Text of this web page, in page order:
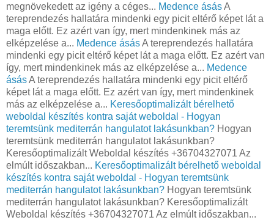
megnövekedett az igény a céges... Medence ásásA
tereprendezés hallatára mindenki egy picit eltérő képet lát a
maga előtt. Ez azért van így, mert mindenkinek más az
elképzelése a... Medence ásásA tereprendezés hallatára
mindenki egy picit eltérő képet lát a maga előtt. Ez azért van
így, mert mindenkinek más az elképzelése a... Medence
ásásA tereprendezés hallatára mindenki egy picit eltérő
képet lát a maga előtt. Ez azért van így, mert mindenkinek
más az elképzelése a... Keresőoptimalizált bérelhető
weboldal készítés kontra saját weboldal - Hogyan
teremtsünk mediterrán hangulatot lakásunkban? Hogyan
teremtsünk mediterrán hangulatot lakásunkban?
Keresőoptimalizált Weboldal készítés +36704327071 Az
elmúlt időszakban... Keresőoptimalizált bérelhető weboldal
készítés kontra saját weboldal - Hogyan teremtsünk
mediterrán hangulatot lakásunkban? Hogyan teremtsünk
mediterrán hangulatot lakásunkban? Keresőoptimalizált
Weboldal készítés +36704327071 Az elmúlt időszakban...